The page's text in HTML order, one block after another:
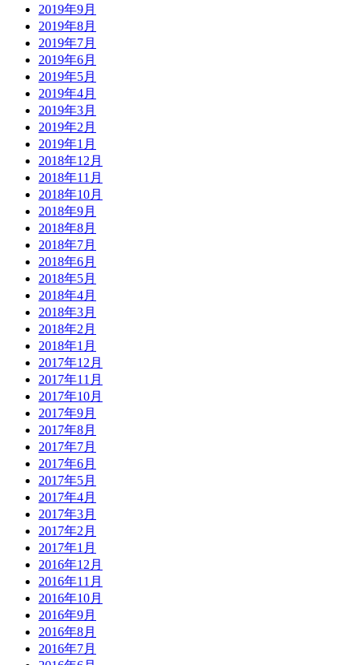
2019年9月
2019年8月
2019年7月
2019年6月
2019年5月
2019年4月
2019年3月
2019年2月
2019年1月
2018年12月
2018年11月
2018年10月
2018年9月
2018年8月
2018年7月
2018年6月
2018年5月
2018年4月
2018年3月
2018年2月
2018年1月
2017年12月
2017年11月
2017年10月
2017年9月
2017年8月
2017年7月
2017年6月
2017年5月
2017年4月
2017年3月
2017年2月
2017年1月
2016年12月
2016年11月
2016年10月
2016年9月
2016年8月
2016年7月